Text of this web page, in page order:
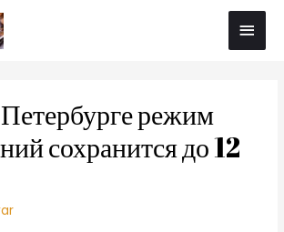
режим
сохранится до 12